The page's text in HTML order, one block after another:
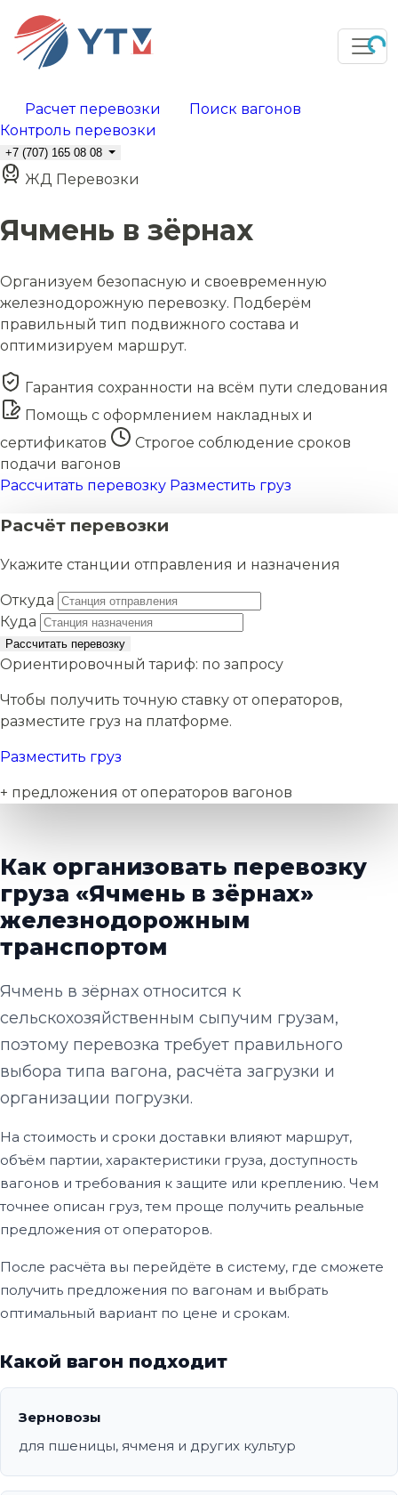
Расчет перевозки
Поиск вагонов
Контроль перевозки
+7 (707) 165 08 08
ЖД Перевозки
Ячмень в зёрнах
Организуем безопасную и своевременную
железнодорожную перевозку. Подберём
правильный тип подвижного состава и
оптимизируем маршрут.
Гарантия сохранности на всём пути следования
Помощь с оформлением накладных и
сертификатов
Строгое соблюдение сроков
подачи вагонов
Рассчитать перевозку Разместить груз
Расчёт перевозки
Укажите станции отправления и назначения
Откуда
Куда
Рассчитать перевозку
Ориентировочный тариф: по запросу
Чтобы получить точную ставку от операторов,
разместите груз на платформе.
Разместить груз
+ предложения от операторов вагонов
Как организовать перевозку
груза «Ячмень в зёрнах»
железнодорожным
транспортом
Ячмень в зёрнах относится к
сельскохозяйственным сыпучим грузам,
поэтому перевозка требует правильного
выбора типа вагона, расчёта загрузки и
организации погрузки.
На стоимость и сроки доставки влияют маршрут,
объём партии, характеристики груза, доступность
вагонов и требования к защите или креплению. Чем
точнее описан груз, тем проще получить реальные
предложения от операторов.
После расчёта вы перейдёте в систему, где сможете
получить предложения по вагонам и выбрать
оптимальный вариант по цене и срокам.
Какой вагон подходит
Зерновозы
для пшеницы, ячменя и других культур